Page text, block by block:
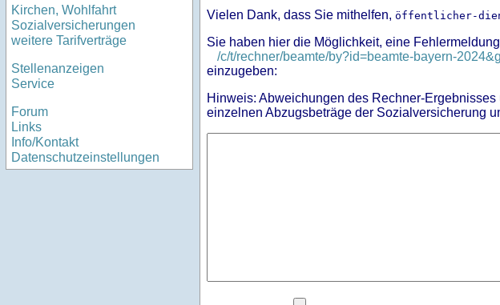
Kirchen, Wohlfahrt
Sozialversicherungen
weitere Tarifverträge
Stellenanzeigen
Service
Forum
Links
Info/Kontakt
Datenschutzeinstellungen
Vielen Dank, dass Sie mithelfen, öffentlicher-
Sie haben hier die Möglichkeit, eine
/c/t/rechner/beamte/by?id=beamte-bayern-
einzugeben:
Hinweis: Abweichungen des Rechner-
einzelnen Abzugsbeträge der Sozialversicherung